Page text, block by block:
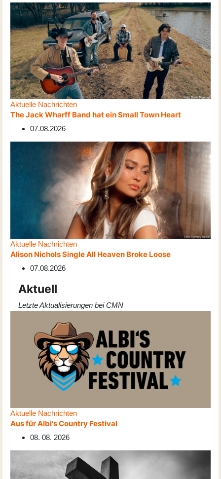
Aktuelle Nachrichten
The Jack Wharff Band hat ein Small Town Heart
07.08.2026
Aktuelle Nachrichten
Alison Nichols Single All Heaven Broke Loose
07.08.2026
Aktuell
Letzte Aktualisierungen bei CMN
Aktuelle Nachrichten
Aus für Albi's Country Festival
08. 08. 2026